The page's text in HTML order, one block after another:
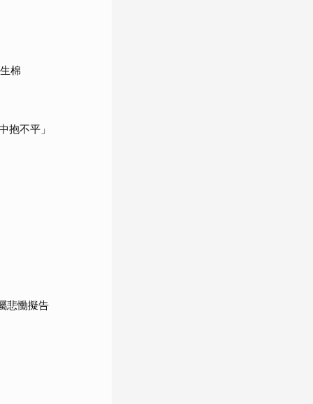
棉
抱不平」
悲慟擬告